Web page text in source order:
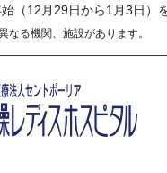
（12月29日から1月3日）
る機関、施設があります。